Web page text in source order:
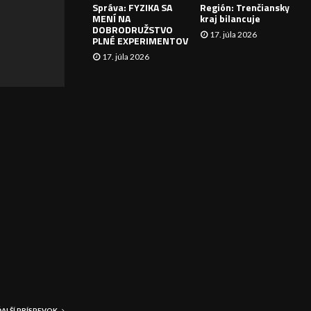
I
Správa: FYZIKA SA
MENÍ NA
DOBRODRUŽSTVO
PLNÉ EXPERIMENTOV
17. júla 2026
Región: Trenčiansky
kraj bilancuje
17. júla 2026